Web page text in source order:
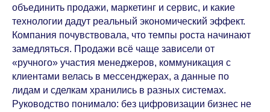
объединить продажи, маркетинг и сервис, и какие
технологии дадут реальный экономический эффект.
Компания почувствовала, что темпы роста начинают
замедляться. Продажи всё чаще зависели от
«ручного» участия менеджеров, коммуникация с
клиентами велась в мессенджерах, а данные по
лидам и сделкам хранились в разных системах.
Руководство понимало: без цифровизации бизнес не